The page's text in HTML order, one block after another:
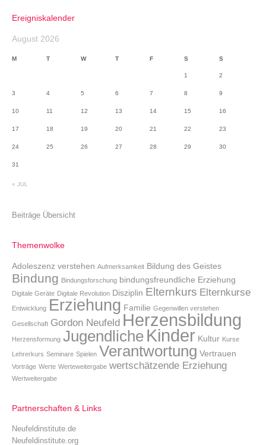
Ereigniskalender
August 2026
M T W T F S S
« JUL
1 2
3 4 5 6 7 8 9
10 11 12 13 14 15 16
17 18 19 20 21 22 23
24 25 26 27 28 29 30
31
Beiträge Übersicht
Themenwolke
Adoleszenz verstehen Aufmerksamkeit Bildung des Geistes
Bindung Bindungsforschung bindungsfreundliche Erziehung
Digitale Geräte Digitale Revolution Disziplin Elternkurs Elternkurse
Entwicklung Erziehung Familie Gegenwillen verstehen
Gesellschaft Gordon Neufeld Herzensbildung
Herzensformung Jugendliche Kinder Kultur Kurse
Lehrerkurs Seminare Spielen Verantwortung Vertrauen
Vorträge Werte Werteweitergabe wertschätzende Erziehung
Wertweitergabe
Partnerschaften & Links
Neufeldinstitute.de
Neufeldinstitute.org